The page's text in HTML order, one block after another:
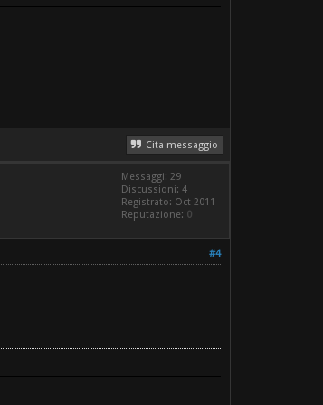
Cita messaggio
Messaggi: 29
Discussioni: 4
Registrato: Oct 2011
Reputazione: 0
#4